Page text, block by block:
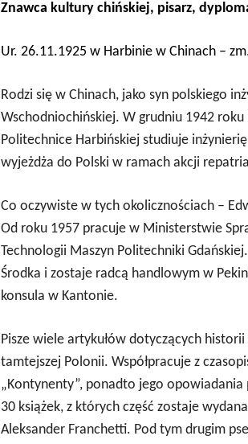
Znawca kultury chińskiej, pisarz,
Ur. 26.11.1925 w Harbinie w Chinach –
Rodzi się w Chinach, jako syn polskiego
Wschodniochińskiej. W grudniu 1942
Politechnice Harbińskiej studiuje
wyjeżdża do Polski w ramach akcji
Co oczywiste w tych okolicznościach –
Od roku 1957 pracuje w Ministerstwie
Technologii Maszyn Politechniki
Środka i zostaje radcą handlowym w
konsula w Kantonie.
Pisze wiele artykułów dotyczących
tamtejszej Polonii. Współpracuje z
„Kontynenty”, ponadto jego
30 książek, z których część zostaje
Aleksander Franchetti. Pod tym drugim